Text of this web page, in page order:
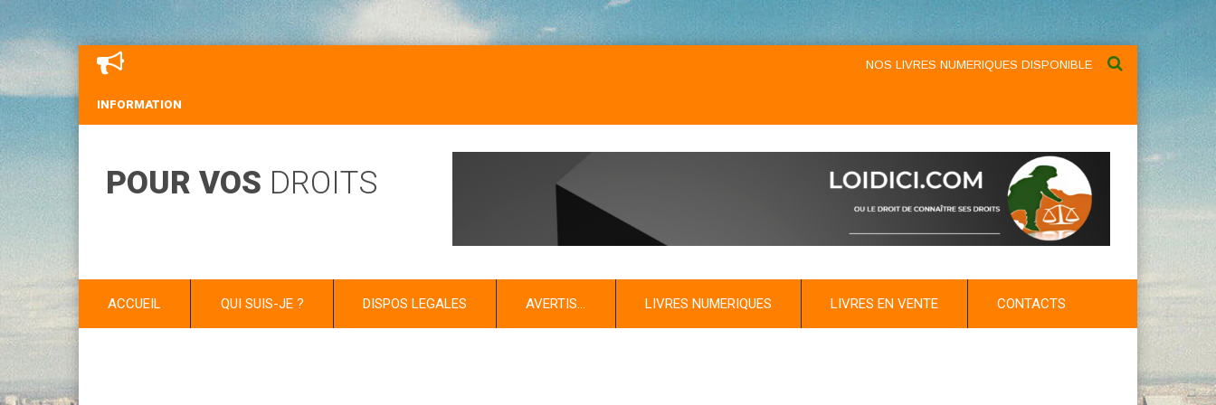
INFORMATION
NOS LIVRES NUMERIQUES DISPONIBLES AU NIVEAU DU MENU
POUR VOS DROITS
ACCUEIL QUI SUIS-JE ? DISPOS LEGALES AVERTIS… LIVRES NUMERIQUES LIVRES EN VENTE CONTACTS